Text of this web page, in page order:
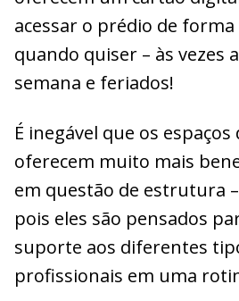
acessar o prédio de
quando quiser – às vezes
semana e feriados!
É inegável que os
oferecem muito mais
em questão de estrutura
pois eles são pensados
suporte aos diferentes
profissionais em uma